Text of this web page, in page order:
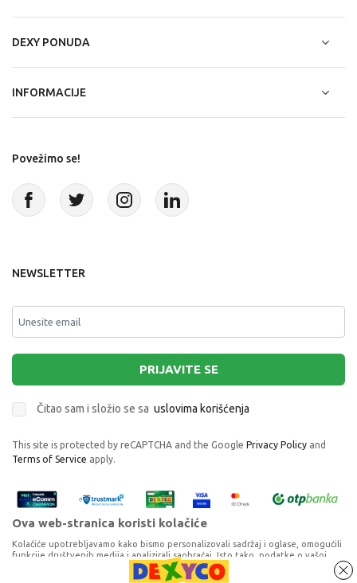
DEXY PONUDA
INFORMACIJE
Povežimo se!
NEWSLETTER
PRIJAVITE SE
Čitao sam i složio se sa uslovima korišćenja
This site is protected by reCAPTCHA and the Google Privacy Policy and
Terms of Service apply.
Ova web-stranica koristi kolačiće
Kolačiće upotrebljavamo kako bismo personalizovali sadržaj i oglase, omogućili
funkcije društvenih medija i analizirali saobraćaj. Isto tako, podatke o vašoj
upotrebi naše web-lokacije delimo s partnerima za društvene medije,
oglašavanje i analizu, a oni ih mogu kombinovati s drugim podacima koje ste im